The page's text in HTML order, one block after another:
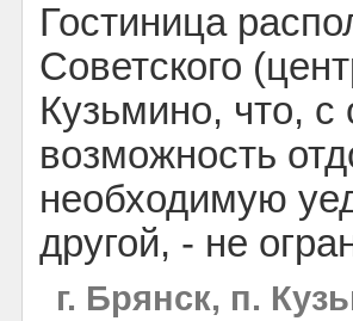
Гостиница
Советского
Кузьмино, что,
возможность
необходимую
другой, - не
г. Брянск, п.